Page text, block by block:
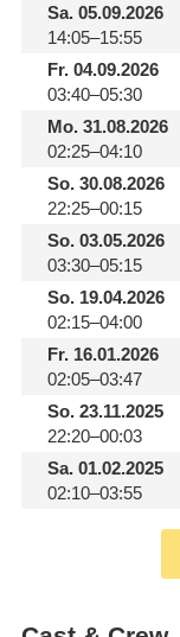
Sa.05.09.2026
14:05–15:55
Fr.04.09.2026
03:40–05:30
Mo.31.08.2026
02:25–04:10
So.30.08.2026
22:25–00:15
So.03.05.2026
03:30–05:15
So.19.04.2026
02:15–04:00
Fr.16.01.2026
02:05–03:47
So.23.11.2025
22:20–00:03
Sa.01.02.2025
02:10–03:55